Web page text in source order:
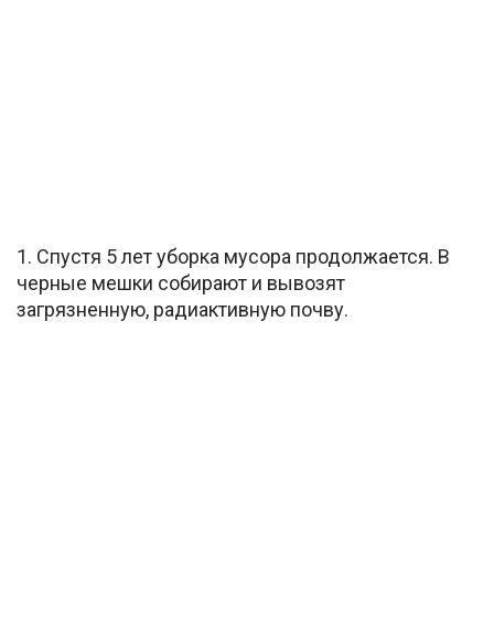
1. Спустя 5 лет уборка мусора продолжается. В
черные мешки собирают и вывозят
загрязненную, радиактивную почву.